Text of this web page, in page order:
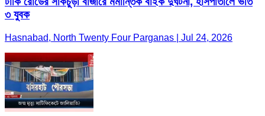
৩ যুবক
Hasnabad, North Twenty Four Parganas | Jul 24, 2026